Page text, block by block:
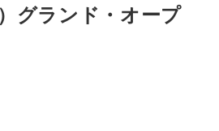
グランド・オープ